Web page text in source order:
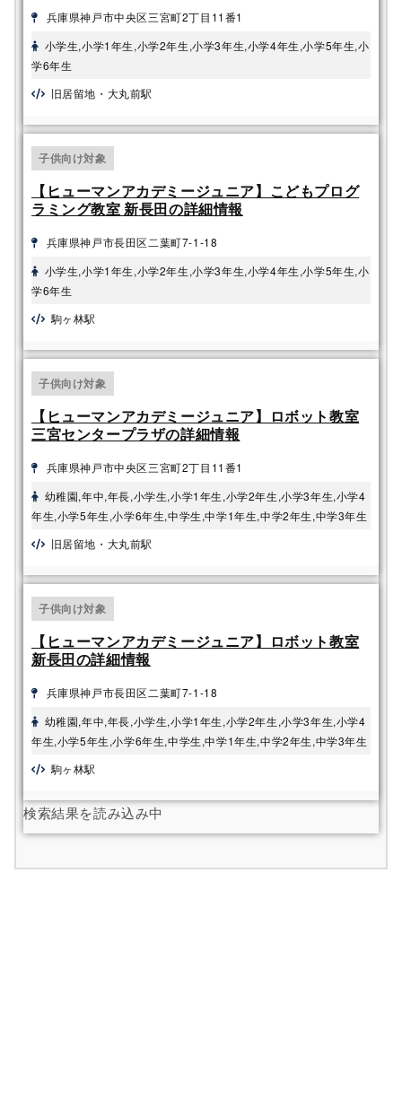
兵庫県神戸市中央区三宮町2丁目11番1
小学生,小学1年生,小学2年生,小学3年生,小学4年生,小学5年生,小
学6年生
旧居留地・大丸前駅
子供向け対象
【ヒューマンアカデミージュニア】こどもプログ
ラミング教室 新長田の詳細情報
兵庫県神戸市長田区二葉町7-1-18
小学生,小学1年生,小学2年生,小学3年生,小学4年生,小学5年生,小
学6年生
駒ヶ林駅
子供向け対象
【ヒューマンアカデミージュニア】ロボット教室
三宮センタープラザの詳細情報
兵庫県神戸市中央区三宮町2丁目11番1
幼稚園,年中,年長,小学生,小学1年生,小学2年生,小学3年生,小学4
年生,小学5年生,小学6年生,中学生,中学1年生,中学2年生,中学3年生
旧居留地・大丸前駅
子供向け対象
【ヒューマンアカデミージュニア】ロボット教室
新長田の詳細情報
兵庫県神戸市長田区二葉町7-1-18
幼稚園,年中,年長,小学生,小学1年生,小学2年生,小学3年生,小学4
年生,小学5年生,小学6年生,中学生,中学1年生,中学2年生,中学3年生
駒ヶ林駅
検索結果を読み込み中